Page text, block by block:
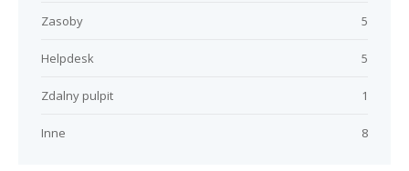
5
Zasoby
5
Helpdesk
1
Zdalny pulpit
8
Inne